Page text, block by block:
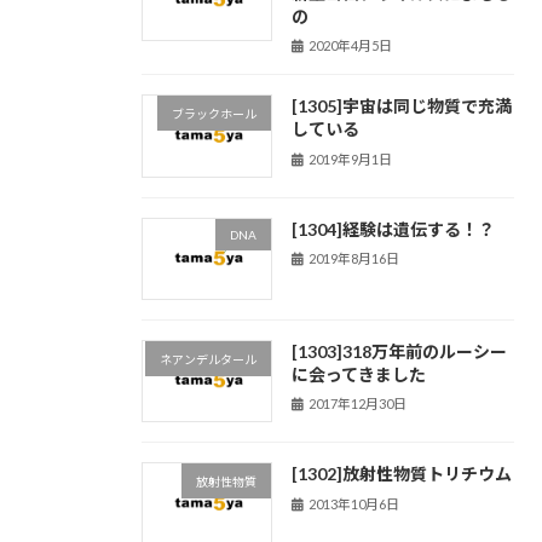
の
2020年4月5日
ブラックホール
[1305]宇宙は同じ物質で充満
している
2019年9月1日
DNA [1304]経験は遺伝する！？
2019年8月16日
ネアンデルタール
[1303]318万年前のルーシー
に会ってきました
2017年12月30日
放射性物質 [1302]放射性物質トリチウム
2013年10月6日